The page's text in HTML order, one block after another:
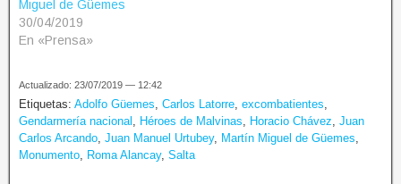
Miguel de Güemes
30/04/2019
En «Prensa»
Actualizado: 23/07/2019 — 12:42
Etiquetas: Adolfo Güemes, Carlos Latorre, excombatientes,
Gendarmería nacional , Héroes de Malvinas, Horacio Chávez, Juan
Carlos Arcando, Juan Manuel Urtubey, Martín Miguel de Güemes,
Monumento, Roma Alancay, Salta